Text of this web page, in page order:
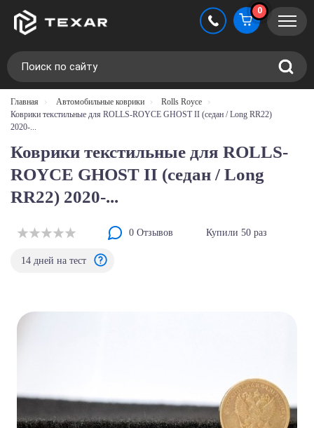
0
Главная Автомобильные коврики
Rolls Royce
Коврики текстильные для ROLLS-ROYCE GHOST II (седан / Long RR22)
2020-...
Коврики текстильные для ROLLS-
ROYCE GHOST II (седан / Long
RR22) 2020-...
0 Отзывов Купили 50 раз
14 дней на тест